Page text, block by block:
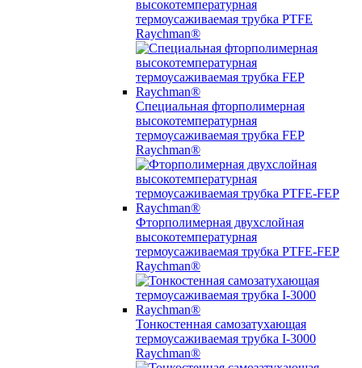
высокотемпературная
термоусаживаемая трубка PTFE
Raychman®
Специальная фторполимерная
высокотемпературная
термоусаживаемая трубка FEP
Raychman®
Фторполимерная двухслойная
высокотемпературная
термоусаживаемая трубка PTFE-FEP
Raychman®
Тонкостенная самозатухающая
термоусаживаемая трубка I-3000
Raychman®